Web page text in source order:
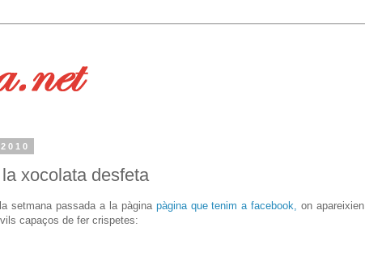
xocolata desfeta
setmana passada a la pàgina pàgina que tenim a facebook,
on apareixien
capaços de fer crispetes: